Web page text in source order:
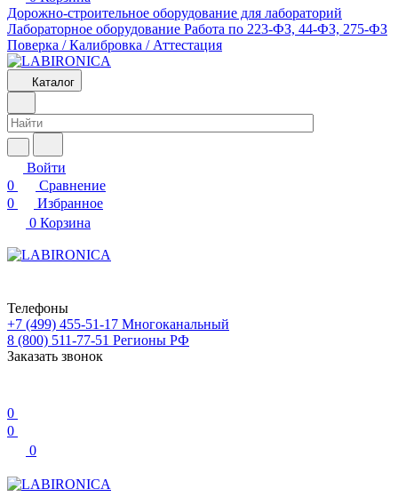
Дорожно-строительное оборудование для лабораторий
Лабораторное оборудование Работа по 223-ФЗ, 44-ФЗ, 275-ФЗ
Поверка / Калибровка / Аттестация
Каталог
Войти
0
Сравнение
0
Избранное
0 Корзина
Телефоны
+7 (499) 455-51-17 Многоканальный
8 (800) 511-77-51 Регионы РФ
Заказать звонок
0
0
0